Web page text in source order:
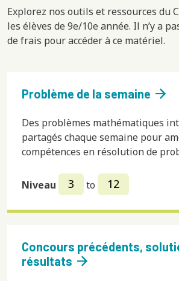
Explorez nos outils et ressources du
les élèves de 9e/10e année. Il n’y a
de frais pour accéder à ce matériel.
Problème de la semaine arrow_forward
Des problèmes mathématiques
partagés chaque semaine pour
compétences en résolution de
Niveau 3 to 12
Concours précédents,
résultats arrow_forward